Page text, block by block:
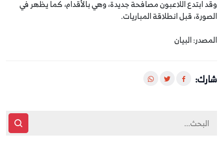
وقد ابتدع اللاعبون مصافحة جديدة، وهي بالأقدام، كما يظهر في
الصورة، قبل انطلاقة المباريات.
المصدر: البيان
شارك: